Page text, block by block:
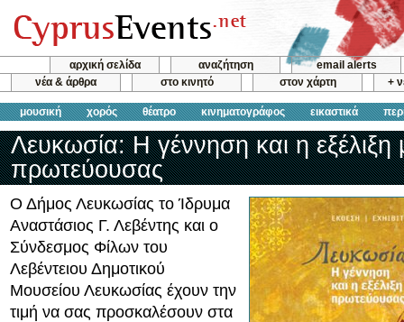
αρχική σελίδα αναζήτηση
email alerts
νέα & άρθρα
στο κινητό στον χάρτη +
μουσική χορός θέατρο κινηματογράφος εικαστικά
Λευκωσία: Η γέννηση και η εξέλιξη
πρωτεύουσας
Ο Δήμος Λευκωσίας το Ίδρυμα
Αναστάσιος Γ. Λεβέντης και ο
Σύνδεσμος Φίλων του
Λεβέντειου Δημοτικού
Μουσείου Λευκωσίας έχουν την
τιμή να σας προσκαλέσουν στα